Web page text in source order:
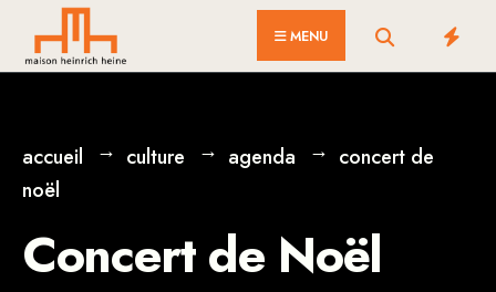
MENU
accueil culture agenda
concert de
noël
Concert de Noël